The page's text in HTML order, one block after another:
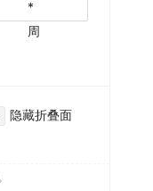
周
隐藏折叠面